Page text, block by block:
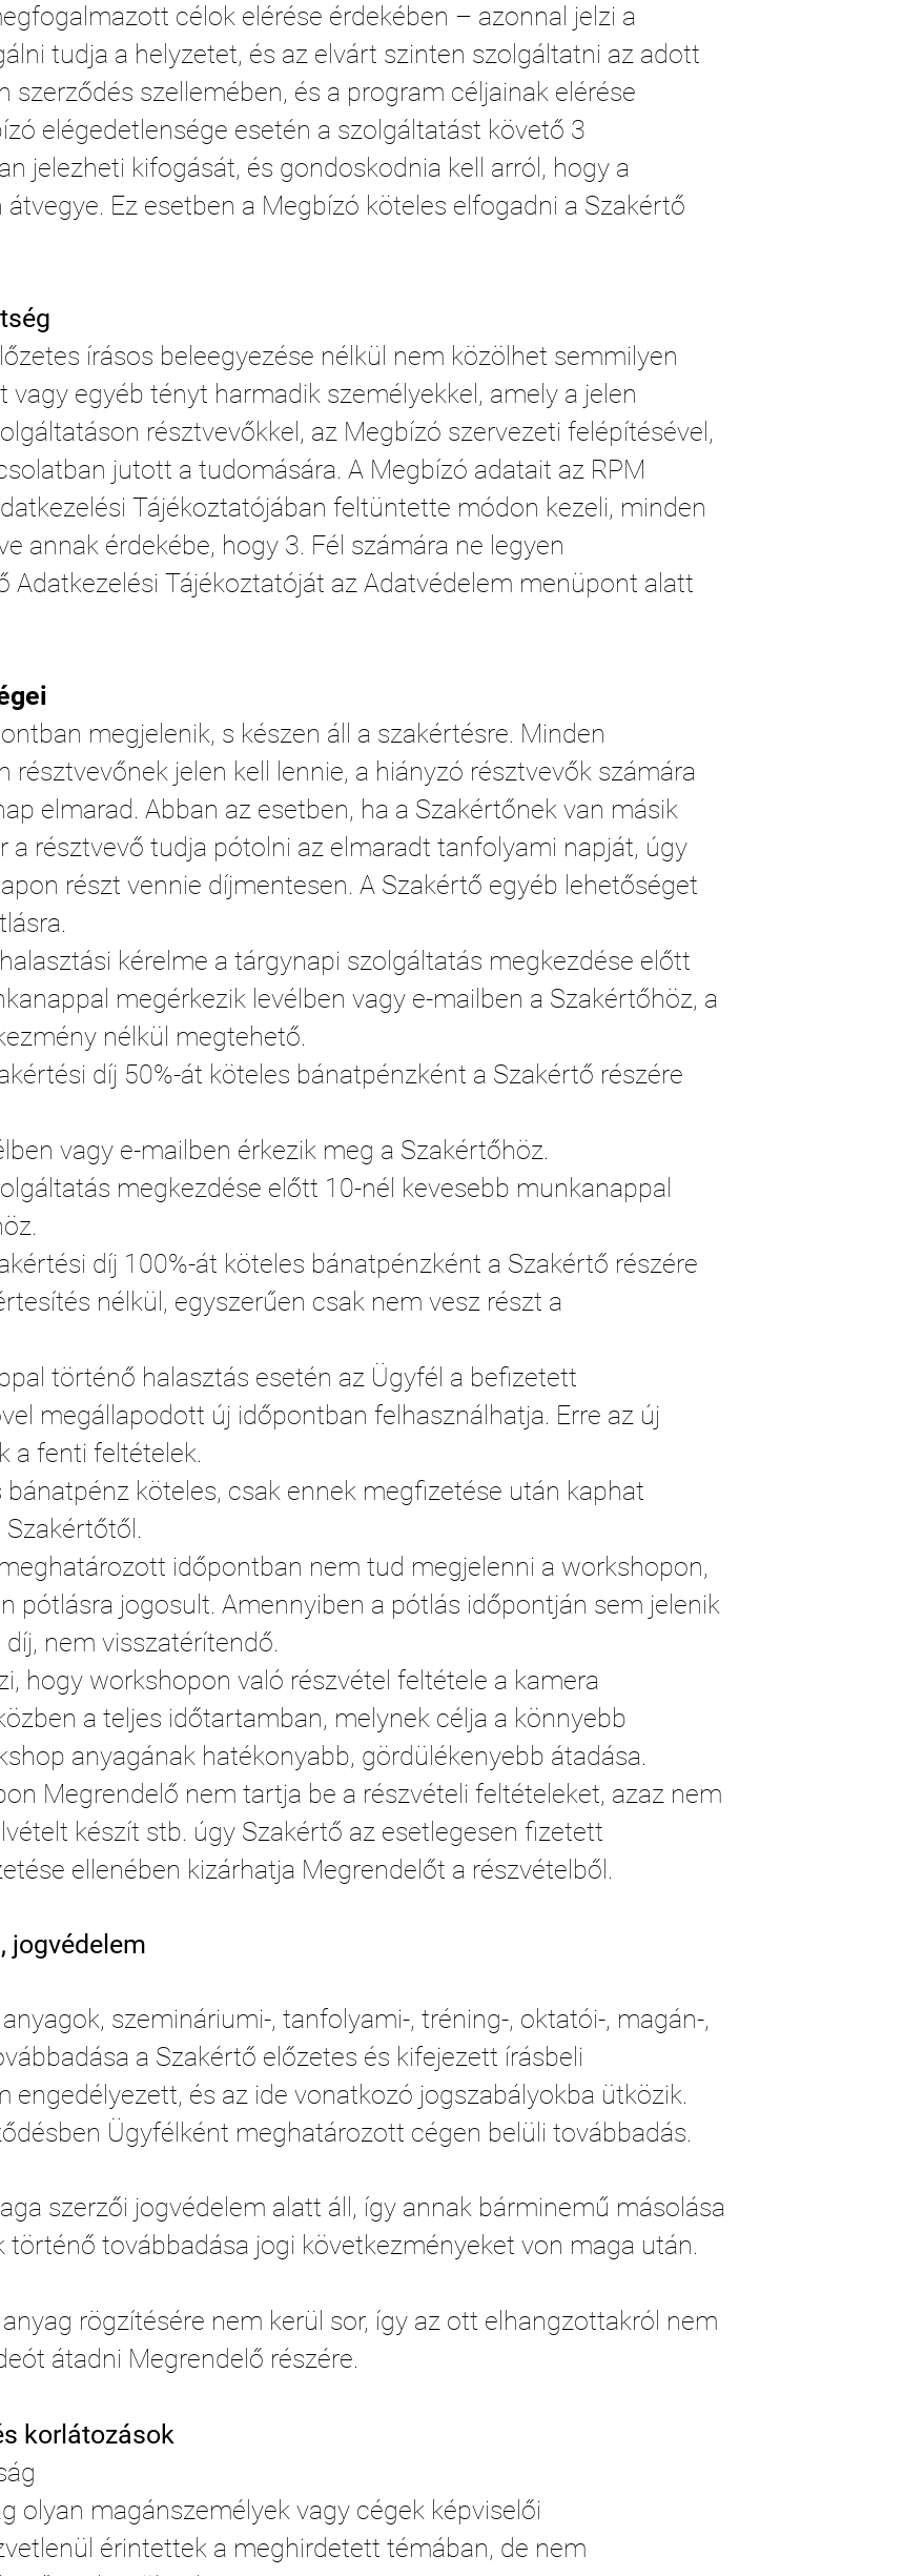
célok elérése érdekében – azonnal jelzi a
tudja a helyzetet, és az elvárt szinten szolgáltatni az adott
szerződés szellemében, és a program céljainak elérése
elégedetlensége esetén a szolgáltatást követő 3
jelezheti kifogását, és gondoskodnia kell arról, hogy a
Ez esetben a Megbízó köteles elfogadni a Szakértő
írásos beleegyezése nélkül nem közölhet semmilyen
egyéb tényt harmadik személyekkel, amely a jelen
résztvevőkkel, az Megbízó szervezeti felépítésével,
jutott a tudomására. A Megbízó adatait az RPM
Tájékoztatójában feltüntette módon kezeli, minden
annak érdekébe, hogy 3. Fél számára ne legyen
Adatkezelési Tájékoztatóját az Adatvédelem menüpont alatt
megjelenik, s készen áll a szakértésre. Minden
résztvevőnek jelen kell lennie, a hiányzó résztvevők számára
elmarad. Abban az esetben, ha a Szakértőnek van másik
a résztvevő tudja pótolni az elmaradt tanfolyami napját, úgy
részt vennie díjmentesen. A Szakértő egyéb lehetőséget
kérelme a tárgynapi szolgáltatás megkezdése előtt
megérkezik levélben vagy e-mailben a Szakértőhöz, a
nélkül megtehető.
díj 50%-át köteles bánatpénzként a Szakértő részére
vagy e-mailben érkezik meg a Szakértőhöz.
megkezdése előtt 10-nél kevesebb munkanappal
díj 100%-át köteles bánatpénzként a Szakértő részére
nélkül, egyszerűen csak nem vesz részt a
történő halasztás esetén az Ügyfél a befizetett
megállapodott új időpontban felhasználhatja. Erre az új
a fenti feltételek.
köteles, csak ennek megfizetése után kaphat
időpontban nem tud megjelenni a workshopon,
pótlásra jogosult. Amennyiben a pótlás időpontján sem jelenik
nem visszatérítendő.
hogy workshopon való részvétel feltétele a kamera
a teljes időtartamban, melynek célja a könnyebb
anyagának hatékonyabb, gördülékenyebb átadása.
Megrendelő nem tartja be a részvételi feltételeket, azaz nem
készít stb. úgy Szakértő az esetlegesen fizetett
ellenében kizárhatja Megrendelőt a részvételből.
jogvédelem
szemináriumi-, tanfolyami-, tréning-, oktatói-, magán-,
a Szakértő előzetes és kifejezett írásbeli
engedélyezett, és az ide vonatkozó jogszabályokba ütközik.
Ügyfélként meghatározott cégen belüli továbbadás.
szerzői jogvédelem alatt áll, így annak bárminemű másolása
történő továbbadása jogi következményeket von maga után.
rögzítésére nem kerül sor, így az ott elhangzottakról nem
átadni Megrendelő részére.
korlátozások
olyan magánszemélyek vagy cégek képviselői
érintettek a meghirdetett témában, de nem